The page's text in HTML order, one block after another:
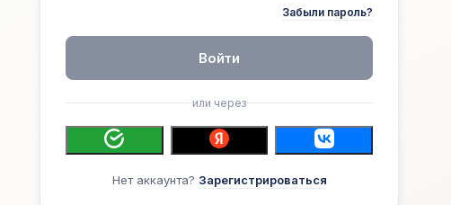
Забыли пароль?
Войти
или через
Нет аккаунта? Зарегистрироваться